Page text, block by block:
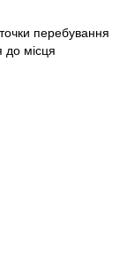
перебування
до місця